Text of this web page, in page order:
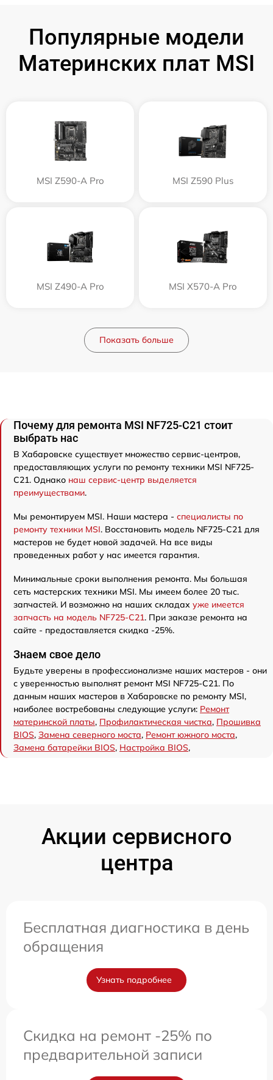
Популярные модели
Материнских плат MSI
MSI Z590-A Pro MSI Z590 Plus
MSI Z490-A Pro MSI X570-A Pro
Показать больше
Почему для ремонта MSI NF725-C21 стоит
выбрать нас
В Хабаровске существует множество сервис-центров,
предоставляющих услуги по ремонту техники MSI NF725-
C21. Однако наш сервис-центр выделяется
преимуществами.
Мы ремонтируем MSI. Наши мастера - специалисты по
ремонту техники MSI. Восстановить модель NF725-C21 для
мастеров не будет новой задачей. На все виды
проведенных работ у нас имеется гарантия.
Минимальные сроки выполнения ремонта. Мы большая
сеть мастерских техники MSI. Мы имеем более 20 тыс.
запчастей. И возможно на наших складах уже имеется
запчасть на модель NF725-C21. При заказе ремонта на
сайте - предоставляется скидка -25%.
Знаем свое дело
Будьте уверены в профессионализме наших мастеров - они
с уверенностью выполнят ремонт MSI NF725-C21. По
данным наших мастеров в Хабаровске по ремонту MSI,
наиболее востребованы следующие услуги: Ремонт
материнской платы, Профилактическая чистка, Прошивка
BIOS, Замена северного моста, Ремонт южного моста,
Замена батарейки BIOS, Настройка BIOS,
Акции сервисного
центра
Бесплатная диагностика в день
обращения
Узнать подробнее
Скидка на ремонт -25% по
предварительной записи